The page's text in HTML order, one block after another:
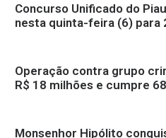
Concurso Unificado do
nesta quinta-feira (6) para
Operação contra grupo
R$ 18 milhões e cumpre
Monsenhor Hipólito